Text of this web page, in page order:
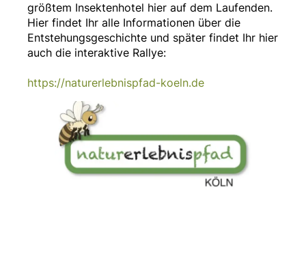
größtem Insektenhotel hier auf dem Laufenden.
Hier findet Ihr alle Informationen über die
Entstehungsgeschichte und später findet Ihr hier
auch die interaktive Rallye:
https://naturerlebnispfad-koeln.de